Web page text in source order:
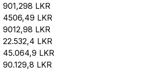
901,298 LKR
4506,49 LKR
9012,98 LKR
22.532,4 LKR
45.064,9 LKR
90.129,8 LKR